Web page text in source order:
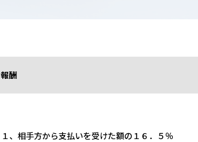
報酬
１、相手方から支払いを受けた額の１６．５％